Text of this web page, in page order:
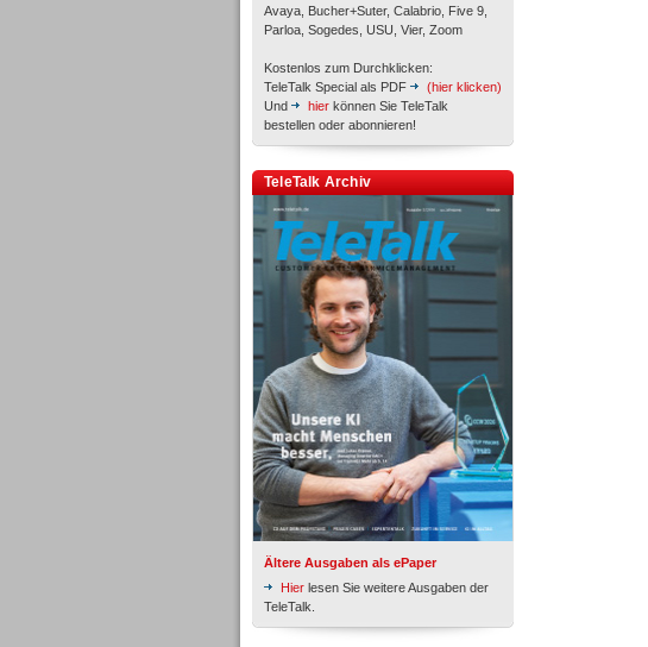
Avaya, Bucher+Suter, Calabrio, Five 9,
Parloa, Sogedes, USU, Vier, Zoom
Kostenlos zum Durchklicken:
TeleTalk Special als PDF
(hier klicken)
Und
hier können Sie TeleTalk
bestellen oder abonnieren!
TeleTalk Archiv
Ältere Ausgaben als ePaper
Hier lesen Sie weitere Ausgaben der
TeleTalk.
Inbound
Inbound